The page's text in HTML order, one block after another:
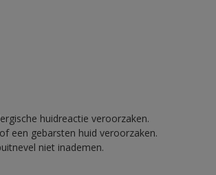
huidreactie veroorzaken.
een gebarsten huid veroorzaken.
niet inademen.